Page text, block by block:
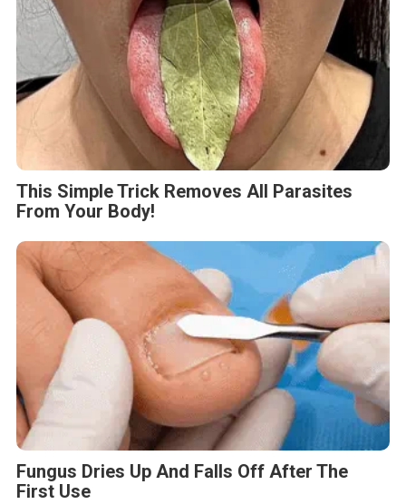
This Simple Trick Removes All Parasites
From Your Body!
Fungus Dries Up And Falls Off After The
First Use